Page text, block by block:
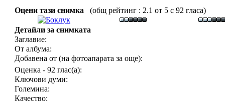
Оцени тази снимка
(общ рейтинг : 2.1 от 5 с 92 гласа)
Детайли за снимката
Заглавие:
От албума:
Добавена от (на фотоапарата за още):
Оценка - 92 глас(а):
Ключови думи:
Големина:
Качество: